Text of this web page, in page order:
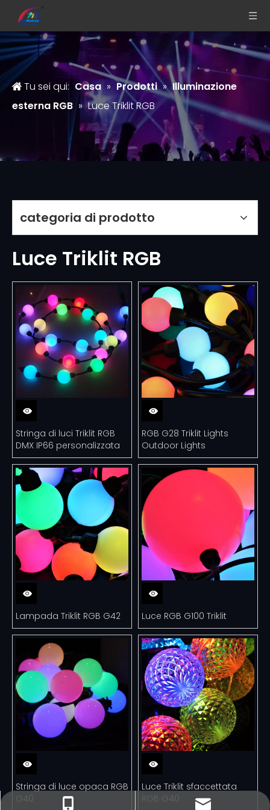
Tu sei qui: Casa » Prodotti » Illuminazione
esterna RGB » Luce Triklit RGB
categoria di prodotto
Luce Triklit RGB
Stringa di luci Triklit RGB
DMX IP66 personalizzata
RGB G28 Triklit Lights
Outdoor Lights
Lampada Triklit RGB G42 Luce RGB G100 Triklit
Stringa di luce opaca RGB
G40
Luce Triklit sfaccettata
RGB G40